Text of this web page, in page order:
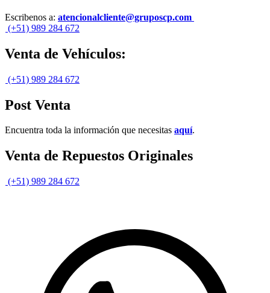
Escribenos a: atencionalcliente@gruposcp.com
(+51) 989 284 672
Venta de Vehículos:
(+51) 989 284 672
Post Venta
Encuentra toda la información que necesitas aquí.
Venta de Repuestos Originales
(+51) 989 284 672